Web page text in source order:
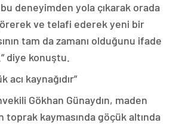
deneyimden yola çıkarak orada
ve telafi ederek yeni bir
tam da zamanı olduğunu ifade
diye konuştu.
acı kaynağıdır”
Gökhan Günaydın, maden
toprak kaymasında göçük altında